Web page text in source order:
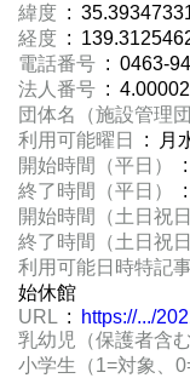
緯度 :
経度 :
電話番号 : 0463-
法人番号 :
団体名（施設管理
利用可能曜日
: 月
開始時間（平日）
終了時間（平日）
開始時間（土日祝
終了時間（土日祝
利用可能日時特記
始休館
URL :
https://.../
乳幼児（保護者含
小学生（1=対象、